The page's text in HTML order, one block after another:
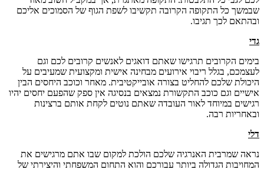
שבמשך כל התקופה הקרובה תקשיבו לשפת הגוף של הסמוכים אליכם
ובהתאם לכך תגיבו.
גדי
בימים הקרובים תרגישו שאתם דואגים לאנשים קרובים לכם וגם
לעצמכם, בגלל ריבוי אירועים מבחינה אישית ומקצועית שמעיבים על
היכולת שלכם להחליט בצורה אובייקטיבית. מאחר וכוכב היחסים הבין
אישיים וגם כוכב התקשורת נמצאים בנסיגה אין ספק שהפעם יחסים יהיו
רגישים במיוחד לאור העובדה שאתם נוטים לקחת אותם ברצינות
ובאחריות רבה.
דלי
נראה שמרבית האנרגיה שלכם הולכת למקום שבו אתם מרגישים את
המחויבות הגדולה ביותר עבורכם והוא התחום המשפחתי והיצירתי של